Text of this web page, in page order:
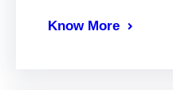
Know More